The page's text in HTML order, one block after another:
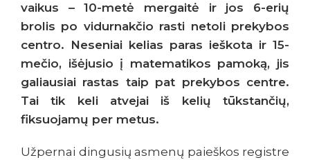
vaikus – 10-metė mergaitė ir jos 6-erių
brolis po vidurnakčio rasti netoli prekybos
centro. Neseniai kelias paras ieškota ir 15-
mečio, išėjusio į matematikos pamoką, jis
galiausiai rastas taip pat prekybos centre.
Tai tik keli atvejai iš kelių tūkstančių,
fiksuojamų per metus.
Užpernai dingusių asmenų paieškos registre